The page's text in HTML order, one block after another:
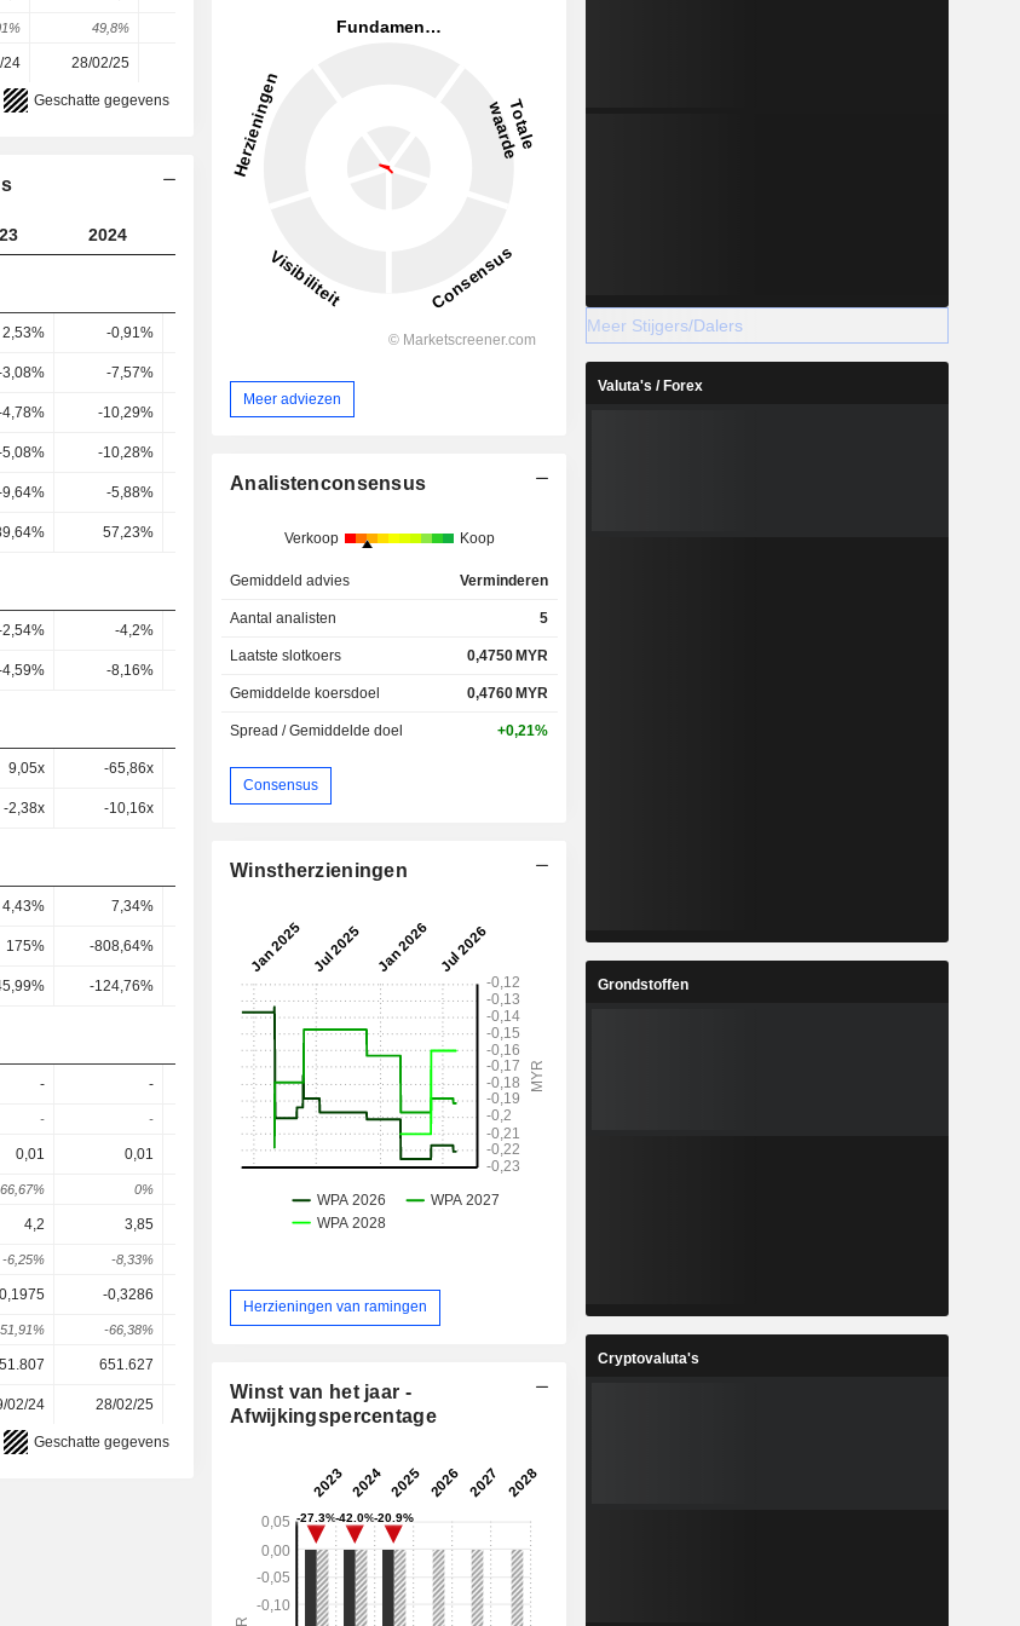
49,8% -136,46% -5,43%
24 28/02/25
Geschatte gegevens
2024
2,53% -0,91% 4,93% 5,74%
3,08% -7,57%
4,78% -10,29% -8,31% -7,02%
5,08% -10,28%
9,64% -5,88% 8,86% -3,44%
57,23% 47,6% 58,15%
2,54% -4,2%
4,59% -8,16%
9,05x -65,86x 95,11x 11,73x
-2,38x -10,16x 5,55x -14,56x
4,43% 7,34%
175% -808,64% 100,59% 83,33% 67,06%
-124,76% 51,03% -124,82% -118,38%
- - - -
- - - -
0,01 0,01 - 0,0075 0,0075
0%
4,2 3,85 3,81
-6,25% -8,33%
-0,3286 -0,2998 -0,2205 -0,1915
-66,38% 8,76% 26,45% 13,15%
651.627
02/24 28/02/25 27/02/26 -
Geschatte gegevens
Meer adviezen
Analistenconsensus
Verkoop Koop
Gemiddeld advies Verminderen
Aantal analisten 5
Laatste slotkoers 0,4750 MYR
Gemiddelde koersdoel 0,4760 MYR
Spread / Gemiddelde doel +0,21%
Consensus
Winstherzieningen
Herzieningen van ramingen
Winst van het jaar -
Afwijkingspercentage
Meer Stijgers/Dalers
Valuta's / Forex
Grondstoffen
Cryptovaluta's